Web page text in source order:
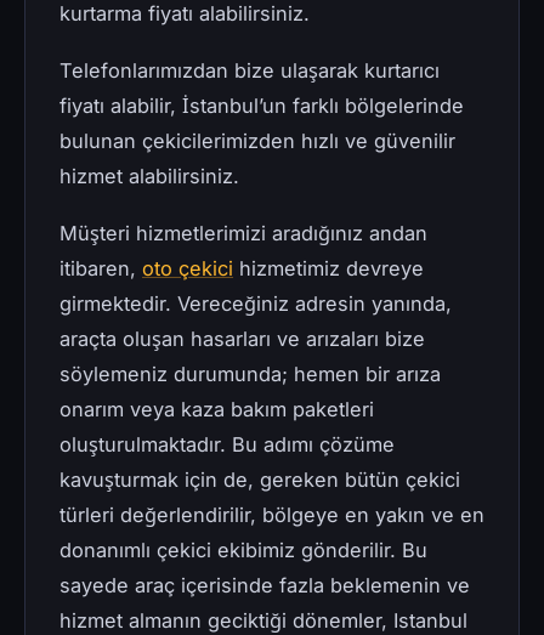
kurtarma fiyatı alabilirsiniz.
Telefonlarımızdan bize ulaşarak kurtarıcı
fiyatı alabilir, İstanbul’un farklı bölgelerinde
bulunan çekicilerimizden hızlı ve güvenilir
hizmet alabilirsiniz.
Müşteri hizmetlerimizi aradığınız andan
itibaren, oto çekici hizmetimiz devreye
girmektedir. Vereceğiniz adresin yanında,
araçta oluşan hasarları ve arızaları bize
söylemeniz durumunda; hemen bir arıza
onarım veya kaza bakım paketleri
oluşturulmaktadır. Bu adımı çözüme
kavuşturmak için de, gereken bütün çekici
türleri değerlendirilir, bölgeye en yakın ve en
donanımlı çekici ekibimiz gönderilir. Bu
sayede araç içerisinde fazla beklemenin ve
hizmet almanın geciktiği dönemler, Istanbul